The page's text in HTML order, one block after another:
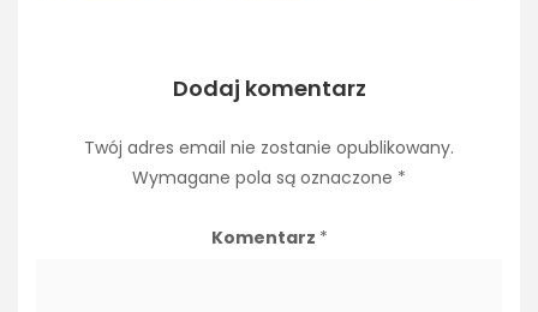
Dodaj komentarz
Twój adres email nie zostanie opublikowany.
Wymagane pola są oznaczone *
Komentarz *